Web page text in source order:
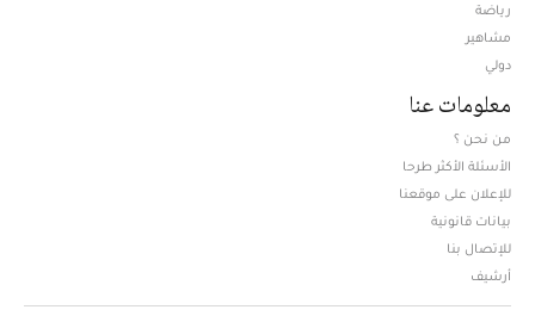
رياضة
مشاهير
دولي
معلومات عنا
من نحن ؟
الأسئلة الأكثر طرحا
للإعلان على موقعنا
بيانات قانونية
للإتصال بنا
أرشيف